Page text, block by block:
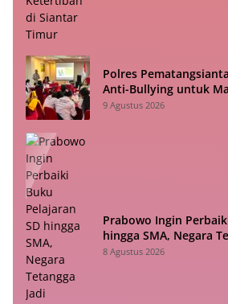
Polres
Anti-Bullying untuk
9 Agustus 2026
Prabowo Ingin
hingga SMA, Negara
Pembanding
8 Agustus 2026